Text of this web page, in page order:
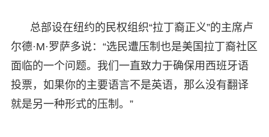
总部设在纽约的民权组织“拉丁裔正义”的主席卢
尔德·M·罗萨多说：“选民遭压制也是美国拉丁裔社区
面临的一个问题。我们一直致力于确保用西班牙语
投票，如果你的主要语言不是英语，那么没有翻译
就是另一种形式的压制。”